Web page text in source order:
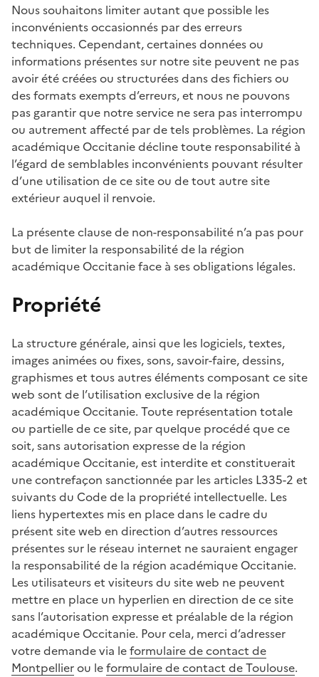
Nous souhaitons limiter autant que possible les
inconvénients occasionnés par des erreurs
techniques. Cependant, certaines données ou
informations présentes sur notre site peuvent ne pas
avoir été créées ou structurées dans des fichiers ou
des formats exempts d’erreurs, et nous ne pouvons
pas garantir que notre service ne sera pas interrompu
ou autrement affecté par de tels problèmes. La région
académique Occitanie décline toute responsabilité à
l’égard de semblables inconvénients pouvant résulter
d’une utilisation de ce site ou de tout autre site
extérieur auquel il renvoie.
La présente clause de non-responsabilité n’a pas pour
but de limiter la responsabilité de la région
académique Occitanie face à ses obligations légales.
Propriété
La structure générale, ainsi que les logiciels, textes,
images animées ou fixes, sons, savoir-faire, dessins,
graphismes et tous autres éléments composant ce site
web sont de l’utilisation exclusive de la région
académique Occitanie. Toute représentation totale
ou partielle de ce site, par quelque procédé que ce
soit, sans autorisation expresse de la région
académique Occitanie, est interdite et constituerait
une contrefaçon sanctionnée par les articles L335-2 et
suivants du Code de la propriété intellectuelle. Les
liens hypertextes mis en place dans le cadre du
présent site web en direction d’autres ressources
présentes sur le réseau internet ne sauraient engager
la responsabilité de la région académique Occitanie.
Les utilisateurs et visiteurs du site web ne peuvent
mettre en place un hyperlien en direction de ce site
sans l’autorisation expresse et préalable de la région
académique Occitanie. Pour cela, merci d’adresser
votre demande via leformulaire de contact de
Montpellierou leformulaire de contact de Toulouse.